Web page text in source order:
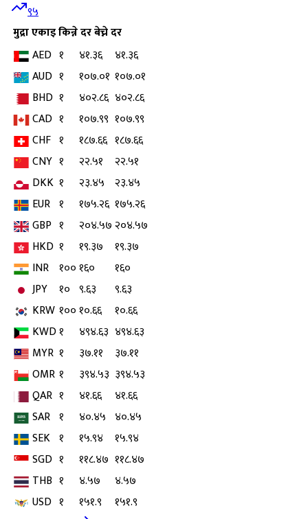
९५
मुद्राएकाइकिन्ने दरबेच्ने दर
AED १ ४१.३६
४१.३६
AUD १ १०७.०१ १०७.०१
BHD १ ४०२.८६ ४०२.८६
CAD १ १०७.९९ १०७.९९
CHF १ १८७.६६ १८७.६६
CNY १ २२.५१
२२.५१
DKK १ २३.४५
२३.४५
EUR १ १७५.२६ १७५.२६
GBP १ २०४.५७ २०४.५७
HKD १ १९.३७
१९.३७
INR १००१६०
१६०
JPY
१० ९.६३
९.६३
KRW १००१०.६६
१०.६६
KWD१ ४९४.६३ ४९४.६३
MYR १ ३७.११
३७.११
OMR १ ३९४.५३ ३९४.५३
QAR १ ४१.६६
४१.६६
SAR १ ४०.४५ ४०.४५
SEK १ १५.९४
१५.९४
SGD १ ११८.४७ ११८.४७
THB १ ४.५७
४.५७
USD १ १५१.९
१५१.९